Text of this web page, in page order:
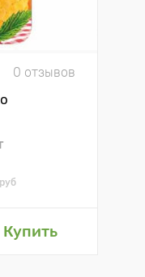
0 отзывов
руб
Купить